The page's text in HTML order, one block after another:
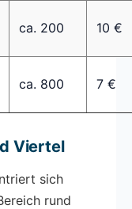
ca. 200 10 €
ca. 800 7 €
Viertel
sich
rund